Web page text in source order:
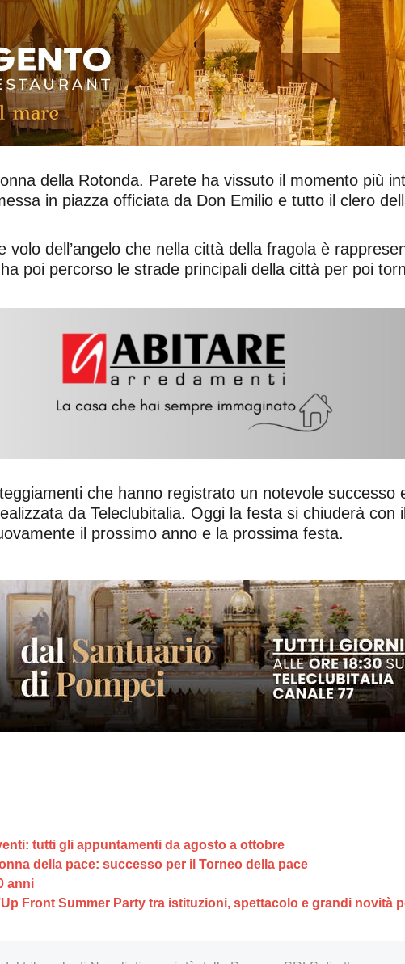
della Rotonda. Parete ha vissuto il momento più
in piazza officiata da Don Emilio e tutto il clero
volo dell’angelo che nella città della fragola è
poi percorso le strade principali della città per poi
che hanno registrato un notevole
da Teleclubitalia. Oggi la festa si chiuderà
il prossimo anno e la prossima festa.
tutti gli appuntamenti da agosto a ottobre
della pace: successo per il Torneo della pace
anni
Front Summer Party tra istituzioni, spettacolo e grandi novità